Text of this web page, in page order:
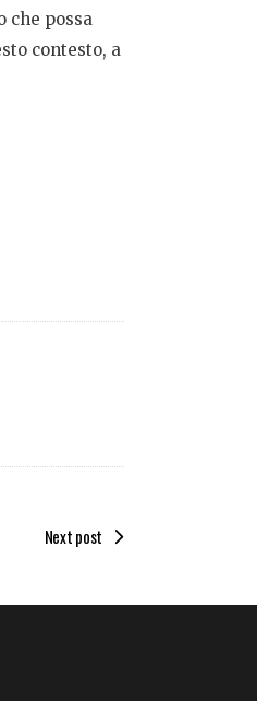
che possa
contesto, a
Next post